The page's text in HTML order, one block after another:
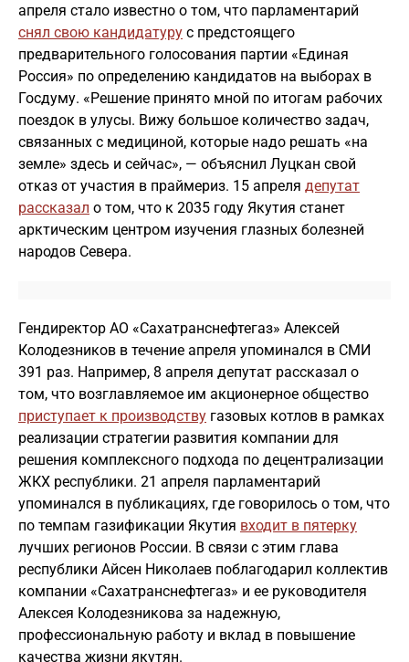
апреля стало известно о том, что парламентарий
снял свою кандидатуру с предстоящего
предварительного голосования партии «Единая
Россия» по определению кандидатов на выборах в
Госдуму. «Решение принято мной по итогам рабочих
поездок в улусы. Вижу большое количество задач,
связанных с медициной, которые надо решать «на
земле» здесь и сейчас», — объяснил Луцкан свой
отказ от участия в праймериз. 15 апреля депутат
рассказал о том, что к 2035 году Якутия станет
арктическим центром изучения глазных болезней
народов Севера.
Гендиректор АО «Сахатранснефтегаз» Алексей
Колодезников в течение апреля упоминался в СМИ
391 раз. Например, 8 апреля депутат рассказал о
том, что возглавляемое им акционерное общество
приступает к производству газовых котлов в рамках
реализации стратегии развития компании для
решения комплексного подхода по децентрализации
ЖКХ республики. 21 апреля парламентарий
упоминался в публикациях, где говорилось о том, что
по темпам газификации Якутия входит в пятерку
лучших регионов России. В связи с этим глава
республики Айсен Николаев поблагодарил коллектив
компании «Сахатранснефтегаз» и ее руководителя
Алексея Колодезникова за надежную,
профессиональную работу и вклад в повышение
качества жизни якутян.